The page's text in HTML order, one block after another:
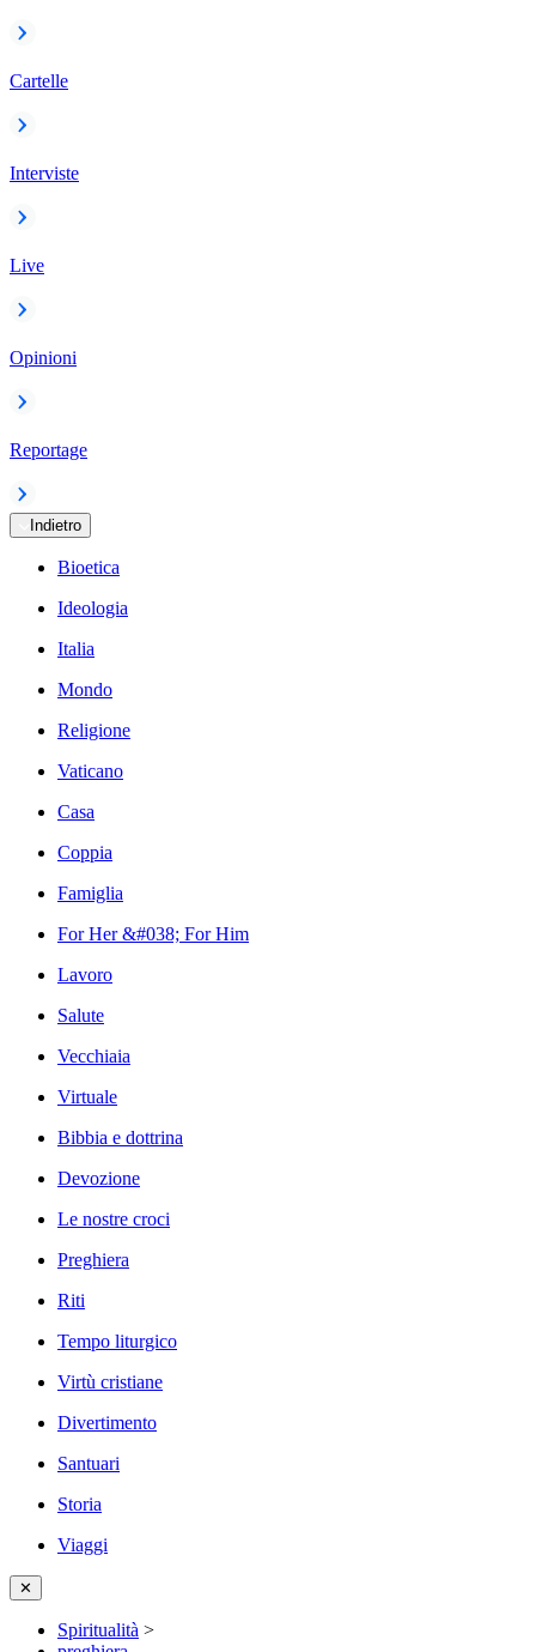
Cartelle
Interviste
Live
Opinioni
Reportage
Indietro
Bioetica
Ideologia
Italia
Mondo
Religione
Vaticano
Casa
Coppia
Famiglia
For Her &#038; For Him
Lavoro
Salute
Vecchiaia
Virtuale
Bibbia e dottrina
Devozione
Le nostre croci
Preghiera
Riti
Tempo liturgico
Virtù cristiane
Divertimento
Santuari
Storia
Viaggi
✕
Spiritualità >